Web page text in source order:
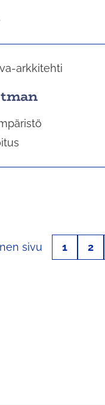
arkkitehti
sivu 1 2